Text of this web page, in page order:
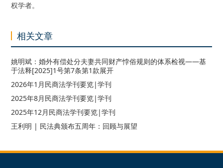
权学者。
相关文章
姚明斌：婚外有偿处分夫妻共同财产悖俗规则的体系检视——基
于法释[2025]1号第7条第1款展开
2026年1月民商法学刊要览|学刊
2025年8月民商法学刊要览|学刊
2025年12月民商法学刊要览|学刊
王利明 | 民法典颁布五周年：回顾与展望